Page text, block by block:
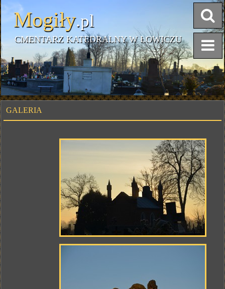
Mogiły.pl
CMENTARZ KATEDRALNY W ŁOWICZU
GALERIA